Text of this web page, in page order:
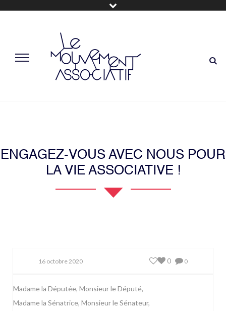
ENGAGEZ-VOUS AVEC NOUS POUR
LA VIE ASSOCIATIVE !
16 octobre 2020 0
0
Madame la Députée, Monsieur le Député,
Madame la Sénatrice, Monsieur le Sénateur,